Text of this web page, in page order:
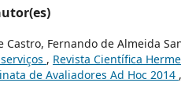
Castro, Fernando de Almeida
, Revista Científica
de Avaliadores Ad Hoc 2014 ,